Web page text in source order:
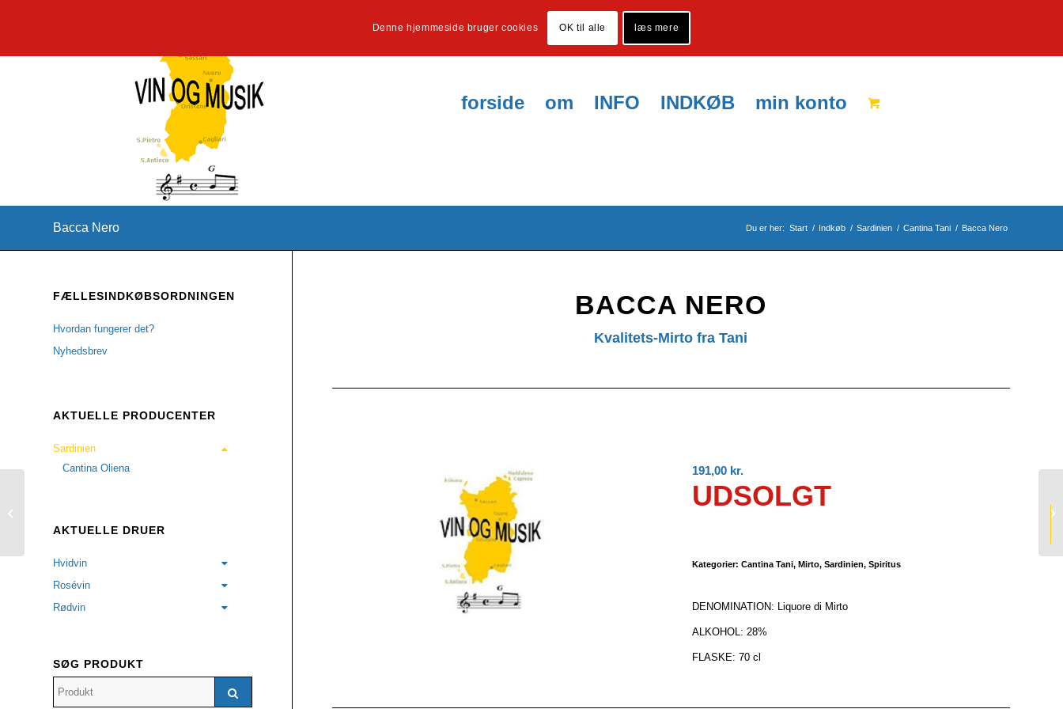
forside om INFO INDKØB min konto
Bacca Nero Du er her: Start / Indkøb / Sardinien / Cantina Tani / Bacca Nero
BACCA NERO
Kvalitets-Mirto fra Tani
191,00 kr.
UDSOLGT
Kategorier: Cantina Tani, Mirto, Sardinien, Spiritus
DENOMINATION: Liquore di Mirto
ALKOHOL: 28%
FLASKE: 70 cl
FÆLLESINDKØBSORDNINGEN
Hvordan fungerer det?
Nyhedsbrev
AKTUELLE PRODUCENTER
Sardinien
Cantina Oliena
AKTUELLE DRUER
Hvidvin
Rosévin
Rødvin
SØG PRODUKT
Kampagnepris
Denne hjemmeside bruger cookies OK til alle læs mere